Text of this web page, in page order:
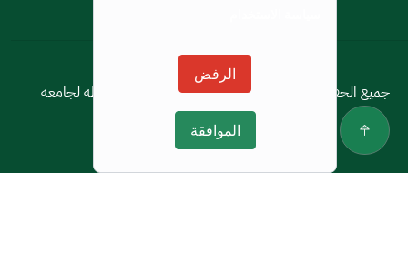
سياسة الاستخدام
جميع الحقوق محفوظة © 2026 جميع الحقوق محفوظة لجامعة
الجوف
الرفض
الموافقة